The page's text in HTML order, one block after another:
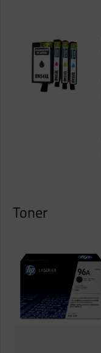
Toner